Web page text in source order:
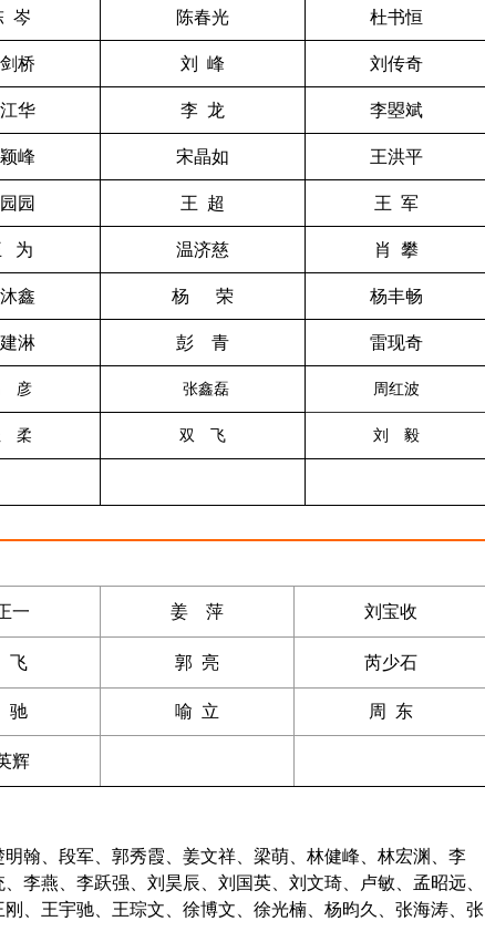
岑 陈春光 杜书恒
桥 刘 峰 刘传奇
华 李 龙 李曌斌
峰 宋晶如 王洪平
园 王 超 王 军
为 温济慈 肖 攀
鑫 杨 荣 杨丰畅
淋 彭 青 雷现奇
彦 张鑫磊 周红波
柔 双 飞 刘 毅
一 姜 萍 刘宝收
飞 郭 亮 芮少石
驰 喻 立 周 东
辉
翰、段军、郭秀霞、姜文祥、梁萌、林健峰、林宏渊、李
李燕、李跃强、刘昊辰、刘国英、刘文琦、卢敏、孟昭远、
、王宇驰、王琮文、徐博文、徐光楠、杨昀久、张海涛、张